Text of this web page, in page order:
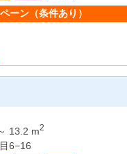
ーン（条件あり）
13.2 m2
6−16